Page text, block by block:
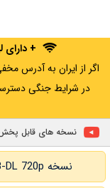
+
در شرایط جنگی
نسخه های قابل پخش
نسخه WEB-DL 720p زبان اصلی